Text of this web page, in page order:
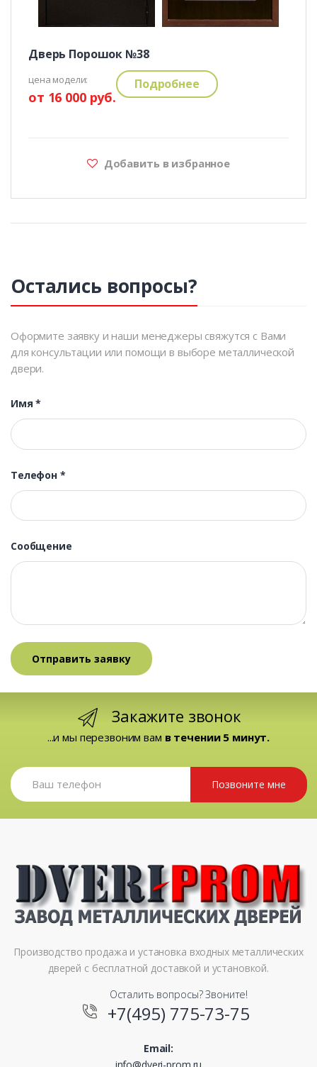
Дверь Порошок №38
цена модели:
от 16 000 руб.
Подробнее
Добавить в избранное
Остались вопросы?
Оформите заявку и наши менеджеры свяжутся с Вами
для консультации или помощи в выборе металлической
двери.
Имя*
Телефон *
Сообщение
Закажите звонок
...и мы перезвоним вам в течении 5 минут.
Позвоните мне
Производство продажа и установка входных металлических
дверей с бесплатной доставкой и установкой.
Осталить вопросы? Звоните!
+7(495) 775-73-75
Email: